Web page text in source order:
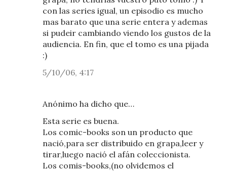
con las series igual, un episodio es mucho
mas barato que una serie entera y ademas
si pudeir cambiando viendo los gustos de la
audiencia. En fin, que el tomo es una pijada
:)
5/10/06, 4:17
Anónimo ha dicho que…
Esta serie es buena.
Los comic-books son un producto que
nació,para ser distribuido en grapa,leer y
tirar,luego nació el afán coleccionista.
Los comis-books,(no olvidemos el